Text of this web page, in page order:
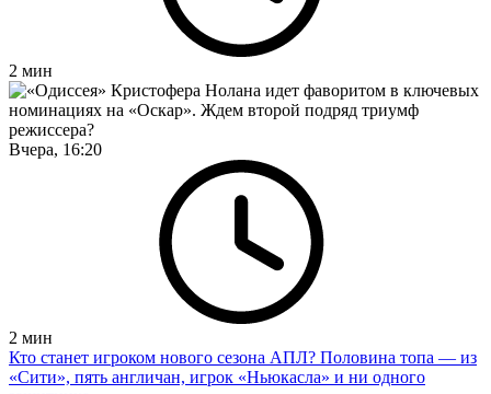
2 мин
Вчера, 16:20
2 мин
Кто станет игроком нового сезона АПЛ? Половина топа — из
«Сити», пять англичан, игрок «Ньюкасла» и ни одного